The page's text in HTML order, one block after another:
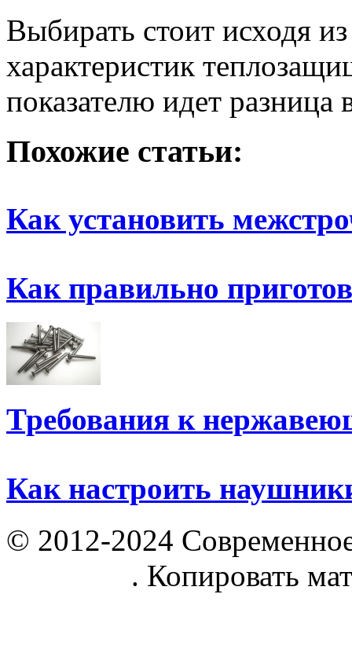
Выбирать стоит исходя
характеристик
показателю идет разница
Похожие статьи:
Как установить
Как правильно
Требования к
Как настроить
© 2012-2024
. Копировать